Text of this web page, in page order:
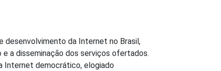
desenvolvimento da Internet no Brasil,
a disseminação dos serviços ofertados.
Internet democrático, elogiado